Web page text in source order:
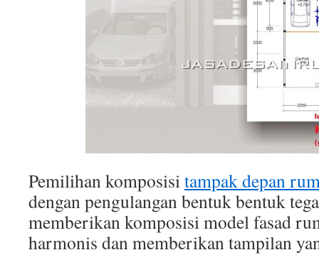
Pemilihan komposisitampak depan
dengan pengulangan bentuk bentuk
memberikan komposisi model fasad
harmonis dan memberikan tampilan